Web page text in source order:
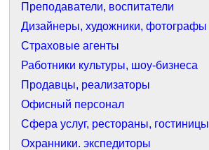
Преподаватели, воспитатели
Дизайнеры, художники, фотографы
Страховые агенты
Работники культуры, шоу-бизнеса
Продавцы, реализаторы
Офисный персонал
Сфера услуг, рестораны, гостиницы
Охранники. экспедиторы